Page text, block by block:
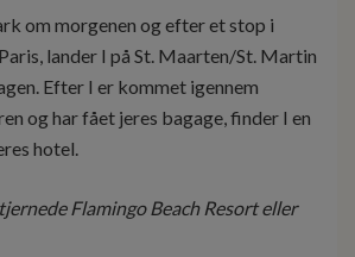
om morgenen og efter et stop i
lander I på St. Maarten/St. Martin
Efter I er kommet igennem
og har fået jeres bagage, finder I en
hotel.
Flamingo Beach Resort eller